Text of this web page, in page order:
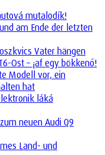
mutalodík!
am Ende der letzten
Vater hängen
Ost – ¡af egy bökkenő!
Modell vor, ein
hat
láká
neuen Audi Q9
Land- und